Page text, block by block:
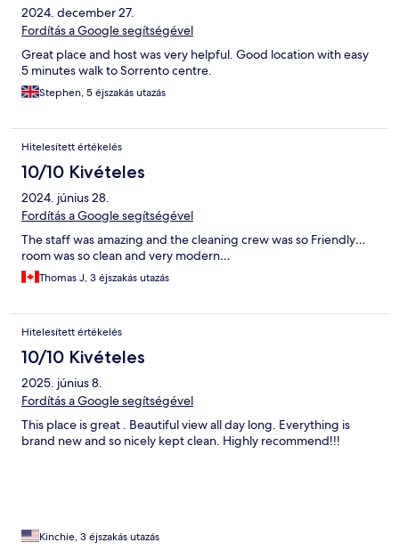
2024. december 27.
Fordítás a Google segítségével
Great place and host was very helpful. Good location with easy
5 minutes walk to Sorrento centre.
Stephen, 5 éjszakás utazás
Hitelesített értékelés
10/10 Kivételes
2024. június 28.
Fordítás a Google segítségével
The staff was amazing and the cleaning crew was so Friendly…
room was so clean and very modern…
Thomas J, 3 éjszakás utazás
Hitelesített értékelés
10/10 Kivételes
2025. június 8.
Fordítás a Google segítségével
This place is great . Beautiful view all day long. Everything is
brand new and so nicely kept clean. Highly recommend!!!
Kinchie, 3 éjszakás utazás